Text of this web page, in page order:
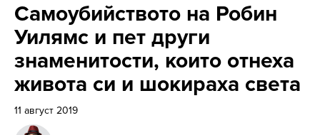
Самоубийството на Робин
Уилямс и пет други
знаменитости, които отнеха
живота си и шокираха света
11 август 2019